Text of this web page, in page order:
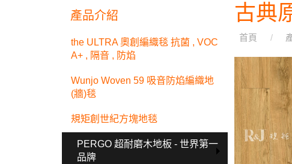
產品介紹
the ULTRA 奧創編織毯 抗菌 , VOC
A+ , 隔音 , 防焰
Wunjo Woven 59 吸音防焰編織地
(牆)毯
規矩創世紀方塊地毯
PERGO 超耐磨木地板 - 世界第一
品牌
古典
首頁